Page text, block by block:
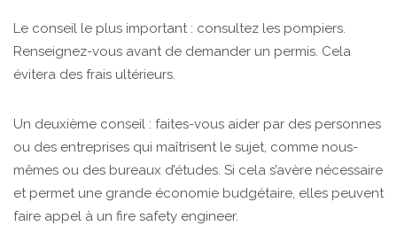
Le conseil le plus important : consultez les pompiers.
Renseignez-vous avant de demander un permis. Cela
évitera des frais ultérieurs.
Un deuxième conseil : faites-vous aider par des personnes
ou des entreprises qui maîtrisent le sujet, comme nous-
mêmes ou des bureaux d’études. Si cela s’avère nécessaire
et permet une grande économie budgétaire, elles peuvent
faire appel à un fire safety engineer.